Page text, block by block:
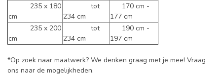
235 x 180
cm
tot
234 cm
170 cm -
177 cm
235 x 200
cm
tot
234 cm
190 cm -
197 cm
*Op zoek naar maatwerk? We denken graag met je mee! Vraag
ons naar de mogelijkheden.